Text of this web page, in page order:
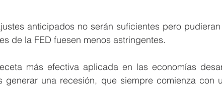
anticipados no serán suficientes pero
de la FED fuesen menos astringentes.
más efectiva aplicada en las economías
generar una recesión, que siempre comienza con